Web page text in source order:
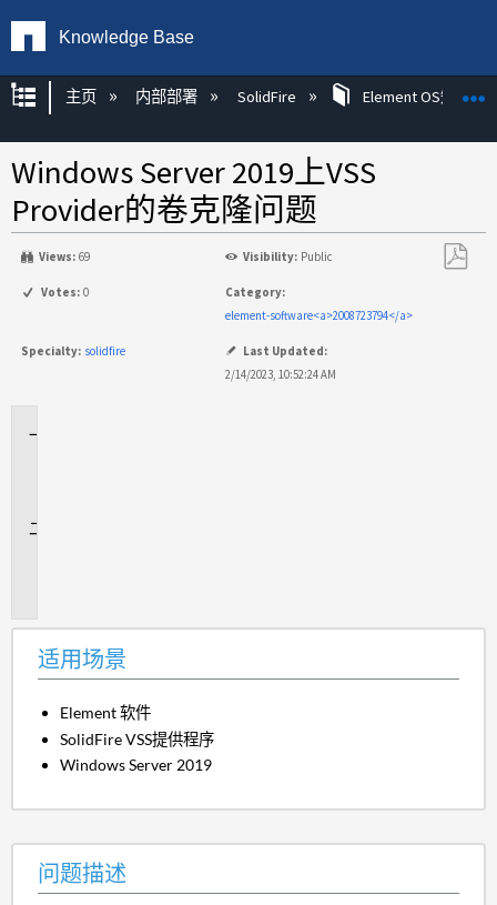
Knowledge Base
扩展/隐缩全局层次
主页 内部部署 SolidFire Element OS知识库
Windows Server 2019上VSS
Provider的卷克隆问题
Views: 69 Visibility: Public
Votes: 0
Category:
element-software<a>2008723794</a>
Specialty: solidfire
Last Updated:
2/14/2023, 10:52:24 AM
适用场景
Element 软件
SolidFire VSS提供程序
Windows Server 2019
问题描述